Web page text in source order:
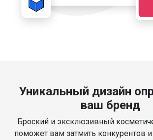
Уникальный дизайн
ваш бренд
Броский и эксклюзивный
поможет вам затмить конкурентов и